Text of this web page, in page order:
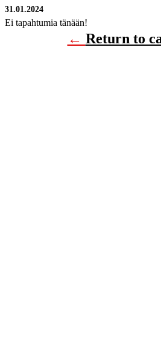
31.01.2024
Ei tapahtumia tänään!
← Return to